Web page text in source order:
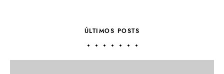
ÚLTIMOS POSTS